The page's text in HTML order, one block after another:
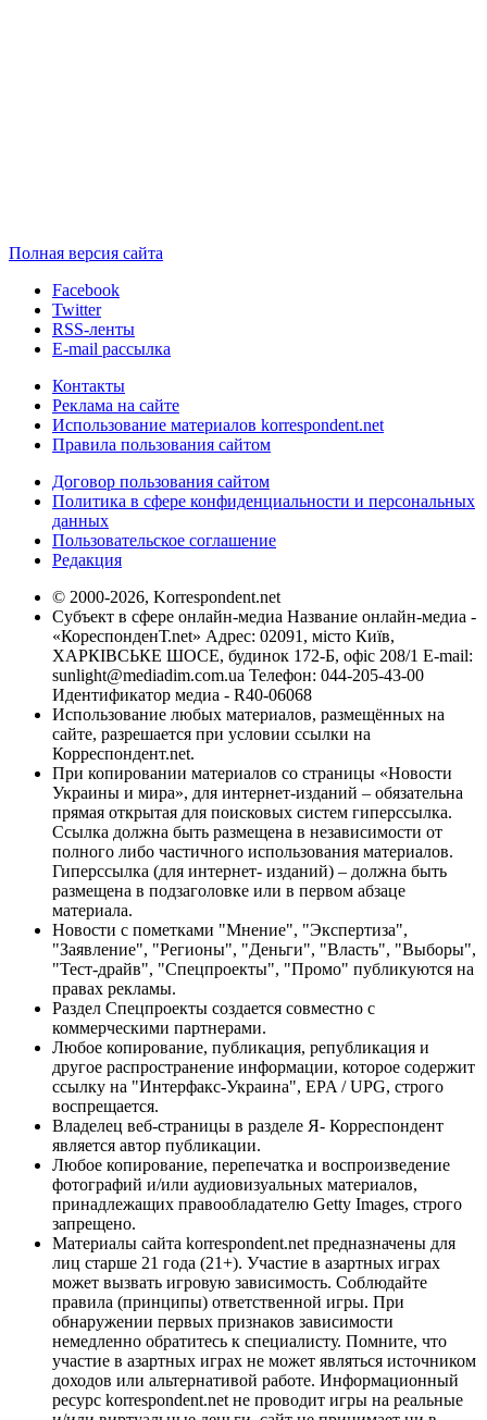
Полная версия сайта
Facebook
Twitter
RSS-ленты
E-mail рассылка
Контакты
Реклама на сайте
Использование материалов korrespondent.net
Правила пользования сайтом
Договор пользования сайтом
Политика в сфере конфиденциальности и персональных
данных
Пользовательское соглашение
Редакция
© 2000-2026, Korrespondent.net
Субъект в сфере онлайн-медиа Название онлайн-медиа -
«КореспонденТ.net» Адрес: 02091, місто Київ,
ХАРКІВСЬКЕ ШОСЕ, будинок 172-Б, офіс 208/1 E-mail:
sunlight@mediadim.com.ua Телефон: 044-205-43-00
Идентификатор медиа - R40-06068
Использование любых материалов, размещённых на
сайте, разрешается при условии ссылки на
Корреспондент.net.
При копировании материалов со страницы «Новости
Украины и мира», для интернет-изданий – обязательна
прямая открытая для поисковых систем гиперссылка.
Ссылка должна быть размещена в независимости от
полного либо частичного использования материалов.
Гиперссылка (для интернет- изданий) – должна быть
размещена в подзаголовке или в первом абзаце
материала.
Новости с пометками "Мнение", "Экспертиза",
"Заявление", "Регионы", "Деньги", "Власть", "Выборы",
"Тест-драйв", "Спецпроекты", "Промо" публикуются на
правах рекламы.
Раздел Спецпроекты создается совместно с
коммерческими партнерами.
Любое копирование, публикация, републикация и
другое распространение информации, которое содержит
ссылку на "Интерфакс-Украина", EPA / UPG, строго
воспрещается.
Владелец веб-страницы в разделе Я- Корреспондент
является автор публикации.
Любое копирование, перепечатка и воспроизведение
фотографий и/или аудиовизуальных материалов,
принадлежащих правообладателю Getty Images, строго
запрещено.
Материалы сайта korrespondent.net предназначены для
лиц старше 21 года (21+). Участие в азартных играх
может вызвать игровую зависимость. Соблюдайте
правила (принципы) ответственной игры. При
обнаружении первых признаков зависимости
немедленно обратитесь к специалисту. Помните, что
участие в азартных играх не может являться источником
доходов или альтернативой работе. Информационный
ресурс korrespondent.net не проводит игры на реальные